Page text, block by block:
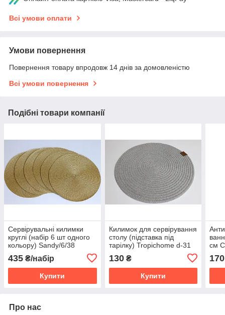
Всі умови оплати
Умови повернення
Повернення товару впродовж 14 днів за домовленістю
Всі умови повернення
Подібні товари компанії
Сервірувальні килимки
круглі (набір 6 шт одного
кольору) Sandy/6/38
435 ₴/набір
Купити
Килимок для сервірування
столу (підставка під
тарілку) Tropichome d-31
130₴
Купити
см
170
Про нас